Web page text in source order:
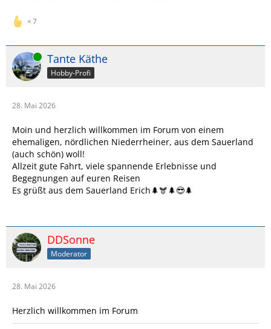
7
Online Tante Käthe
Hobby-Profi
28. Mai 2026
Moin und herzlich willkommen im Forum von einem
ehemaligen, nördlichen Niederrheiner, aus dem Sauerland
(auch schön) woll!
Allzeit gute Fahrt, viele spannende Erlebnisse und
Begegnungen auf euren Reisen
Es grüßt aus dem Sauerland Erich🌲🫎🌲😎🌲
DDSonne
Moderator
28. Mai 2026
Herzlich willkommen im Forum